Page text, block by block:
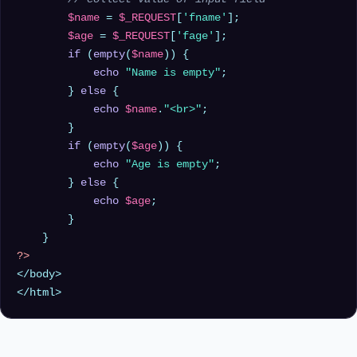
$name = $_REQUEST 'fname'
];
$age = $_REQUEST 'fage'
];
if ( empty( $name )) {
echo
"Name is empty" ;
        }
else {
echo $name . "<br>" ;
        }
if ( empty( $age )) {
echo
"Age is empty" ;
        }
else {
echo $age;
        }
?>
</body>